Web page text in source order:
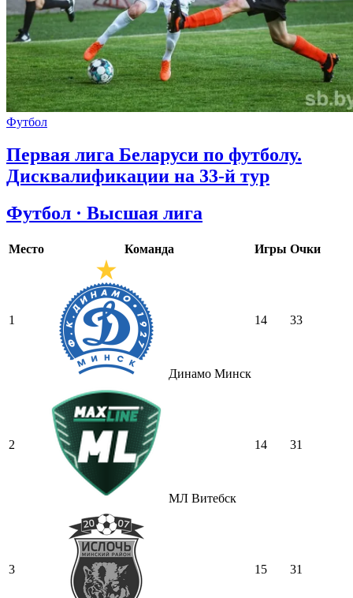
Футбол
Первая лига Беларуси по футболу.
Дисквалификации на 33-й тур
Футбол · Высшая лига
Место Команда Игры Очки
1
Динамо Минск
14 33
2
МЛ Витебск
14 31
3 15 31